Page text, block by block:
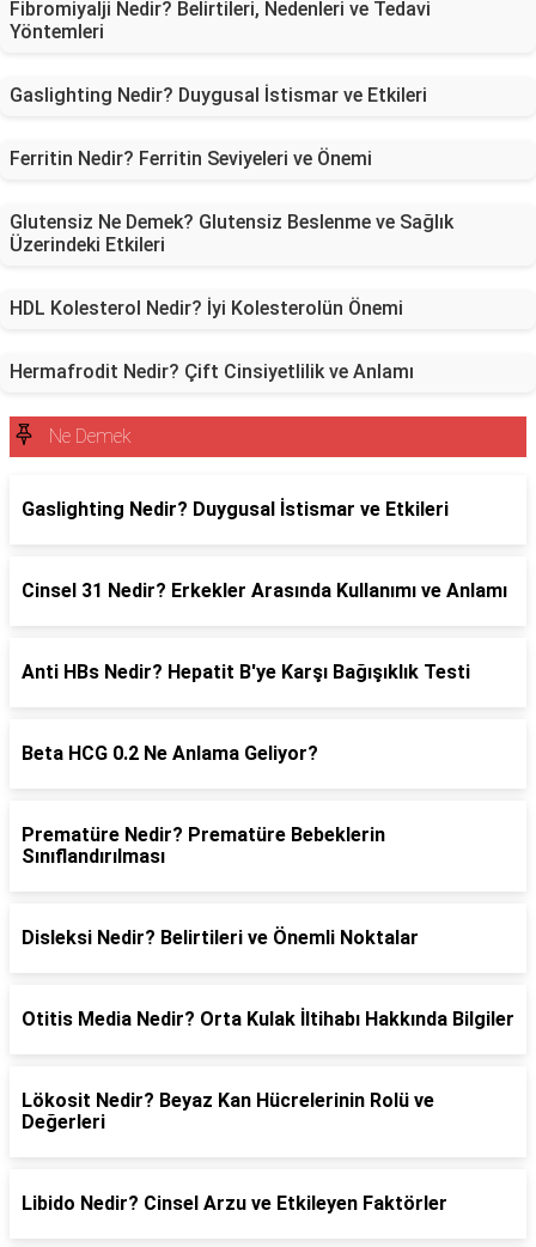
Fibromiyalji Nedir? Belirtileri, Nedenleri ve Tedavi
Yöntemleri
Gaslighting Nedir? Duygusal İstismar ve Etkileri
Ferritin Nedir? Ferritin Seviyeleri ve Önemi
Glutensiz Ne Demek? Glutensiz Beslenme ve Sağlık
Üzerindeki Etkileri
HDL Kolesterol Nedir? İyi Kolesterolün Önemi
Hermafrodit Nedir? Çift Cinsiyetlilik ve Anlamı
Ne Demek
Gaslighting Nedir? Duygusal İstismar ve Etkileri
Cinsel 31 Nedir? Erkekler Arasında Kullanımı ve Anlamı
Anti HBs Nedir? Hepatit B'ye Karşı Bağışıklık Testi
Beta HCG 0.2 Ne Anlama Geliyor?
Prematüre Nedir? Prematüre Bebeklerin
Sınıflandırılması
Disleksi Nedir? Belirtileri ve Önemli Noktalar
Otitis Media Nedir? Orta Kulak İltihabı Hakkında Bilgiler
Lökosit Nedir? Beyaz Kan Hücrelerinin Rolü ve
Değerleri
Libido Nedir? Cinsel Arzu ve Etkileyen Faktörler